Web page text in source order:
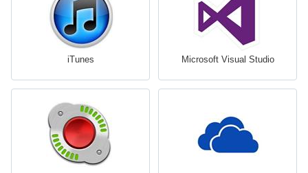
iTunes Microsoft Visual Studio